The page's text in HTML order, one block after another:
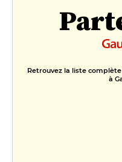
Retrouvez la liste
à